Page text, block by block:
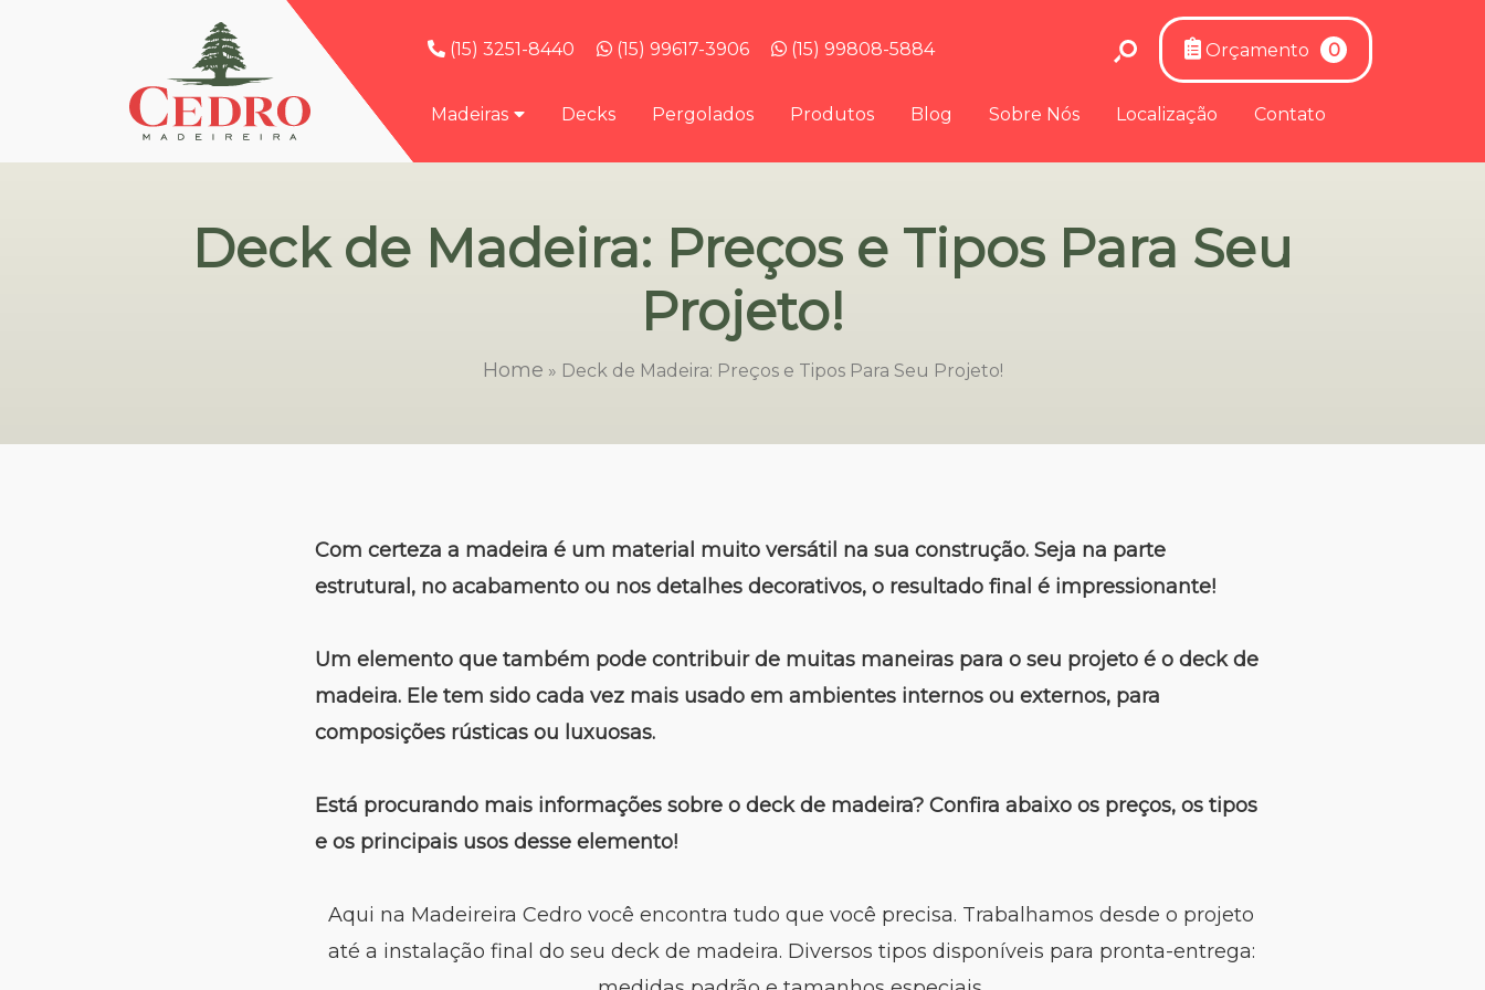
(15) 3251-8440 (15) 99617-3906 (15) 99808-5884 Orçamento 0
Madeiras Decks Pergolados Produtos Blog Sobre Nós Localização Contato
Deck de Madeira: Preços e Tipos Para Seu
Projeto!
Home » Deck de Madeira: Preços e Tipos Para Seu Projeto!
Com certeza a madeira é um material muito versátil na sua construção. Seja na parte
estrutural, no acabamento ou nos detalhes decorativos, o resultado final é impressionante!
Um elemento que também pode contribuir de muitas maneiras para o seu projeto é o deck de
madeira. Ele tem sido cada vez mais usado em ambientes internos ou externos, para
composições rústicas ou luxuosas.
Está procurando mais informações sobre o deck de madeira? Confira abaixo os preços, os tipos
e os principais usos desse elemento!
Aqui na Madeireira Cedro você encontra tudo que você precisa. Trabalhamos desde o projeto
até a instalação final do seu deck de madeira. Diversos tipos disponíveis para pronta-entrega: